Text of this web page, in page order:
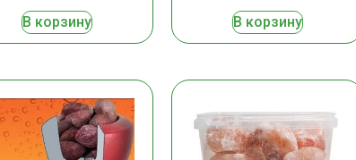
В корзину В корзину